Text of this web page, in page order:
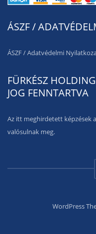
ÁSZF /
ÁSZF/Adatvédelmi
FÜRKÉSZ
JOG FENNTARTVA
Az itt meghirdetett képzések
valósulnak meg.
WordPress